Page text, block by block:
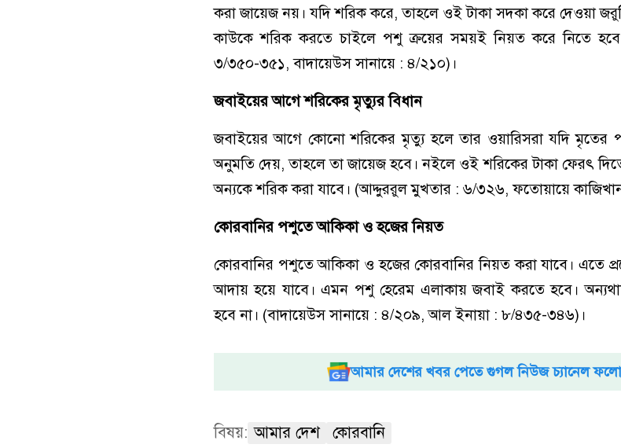
করা জায়েজ নয়। যদি শরিক করে, তাহলে ওই টাকা সদকা করে দেওয়া
কাউকে শরিক করতে চাইলে পশু ক্রয়ের সময়ই নিয়ত করে নিতে
৩/৩৫০-৩৫১, বাদায়েউস সানায়ে : ৪/২১০)।
জবাইয়ের আগে শরিকের মৃত্যুর বিধান
জবাইয়ের আগে কোনো শরিকের মৃত্যু হলে তার ওয়ারিসরা যদি মৃতের
অনুমতি দেয়, তাহলে তা জায়েজ হবে। নইলে ওই শরিকের টাকা ফেরৎ দিতে
অন্যকে শরিক করা যাবে। (আদ্দুররুল মুখতার : ৬/৩২৬, ফতোয়ায়ে
কোরবানির পশুতে আকিকা ও হজের নিয়ত
কোরবানির পশুতে আকিকা ও হজের কোরবানির নিয়ত করা যাবে। এতে
আদায় হয়ে যাবে। এমন পশু হেরেম এলাকায় জবাই করতে হবে।
হবে না। (বাদায়েউস সানায়ে : ৪/২০৯, আল ইনায়া : ৮/৪৩৫-৩৪৬)।
আমার দেশের খবর পেতে গুগল নিউজ চ্যানেল
বিষয়: আমার দেশ কোরবানি